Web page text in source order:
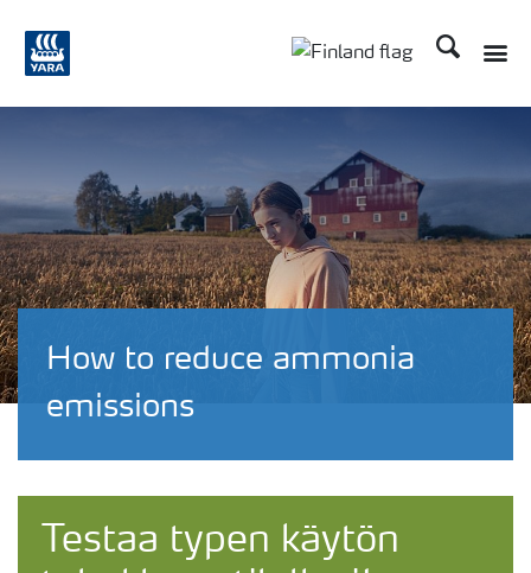
Etsi
How to reduce ammonia
emissions
Testaa typen käytön